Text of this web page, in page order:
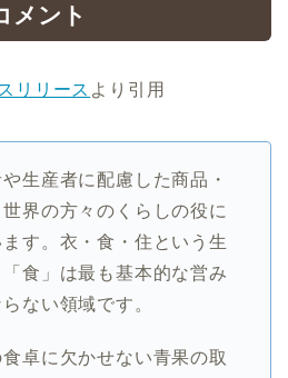
メント
リリース より引用
生産者に配慮した商品・
界の方々のくらしの役に
す。衣・食・住という生
食」は最も基本的な営み
ない領域です。
卓に欠かせない青果の取